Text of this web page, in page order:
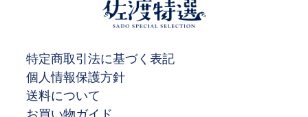
特定商取引法に基づく表記
個人情報保護方針
送料について
お買い物ガイド